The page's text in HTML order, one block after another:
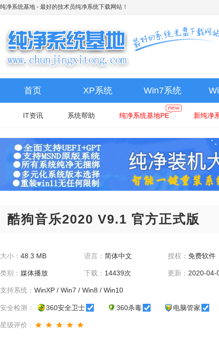
纯净系统基地 - 最好的技术员纯净系统下载网站！
首页 XP系统 Win7系统
IT资讯 系统帮助 纯净系统基地PE 新纯净
酷狗音乐2020 V9.1 官方正式版
大小： 48.3 MB 语言： 简体中文 授权：免费软件
类别： 媒体播放 下载： 14439次 更新： 2020-04-
支持系统： WinXP / Win7 / Win8 / Win10
安全检测： 360安全卫士 360杀毒 电脑管家
星级评价 :